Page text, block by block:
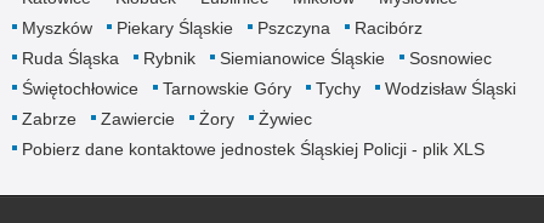
Myszków
Piekary Śląskie Pszczyna
Racibórz
Ruda Śląska
Rybnik Siemianowice Śląskie
Sosnowiec
Świętochłowice
Tarnowskie Góry Tychy
Wodzisław Śląski
Zabrze
Zawiercie Żory
Żywiec
Pobierz dane kontaktowe jednostek Śląskiej Policji - plik XLS